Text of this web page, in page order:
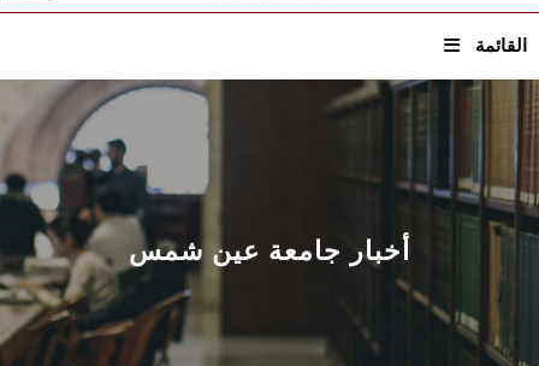
القائمة
الرئيسيـة
عن الجامعة
القطاعـات
الشئون الأكاديمية
أخبار جامعة عين شمس